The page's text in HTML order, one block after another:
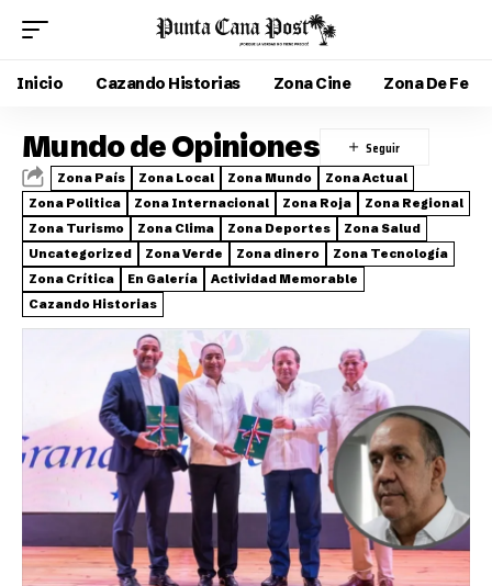
Inicio Cazando Historias Zona Cine Zona De Fe
Mundo de Opiniones
Zona País Zona Local Zona Mundo
Zona Actual
Zona Politica
Zona Internacional Zona Roja
Zona Regional
Zona Turismo
Zona Clima Zona Deportes
Zona Salud
Uncategorized
Zona Verde Zona dinero
Zona Tecnología
Zona Crítica
En Galería
Actividad Memorable
Cazando Historias